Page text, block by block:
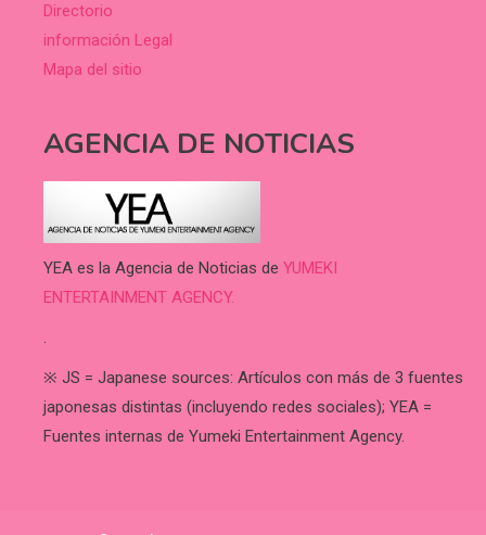
Directorio
información Legal
Mapa del sitio
AGENCIA DE NOTICIAS
YEA es la Agencia de Noticias de YUMEKI
ENTERTAINMENT AGENCY.
.
※ JS = Japanese sources: Artículos con más de 3 fuentes
japonesas distintas (incluyendo redes sociales); YEA =
Fuentes internas de Yumeki Entertainment Agency.